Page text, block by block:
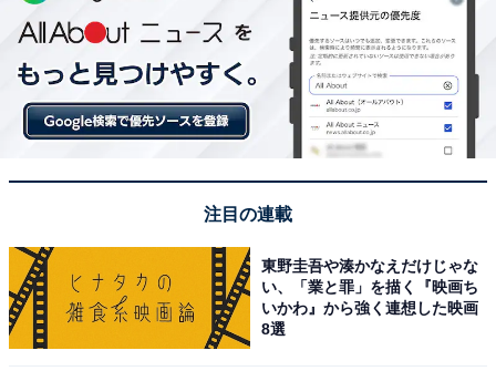
もう1つの見どころ「戸田恵梨香×伊藤沙莉の掛け
合い」
そして、素晴らしい演技を見せる戸田さんと、伊藤沙莉
に伊藤さんが演じる売れない小説家・魚澄美乃里の視点
から物語が描かれます。
注目の連載
東野圭吾や湊かなえだけじゃな
い、「業と罪」を描く『映画ち
いかわ』から強く連想した映画
8選